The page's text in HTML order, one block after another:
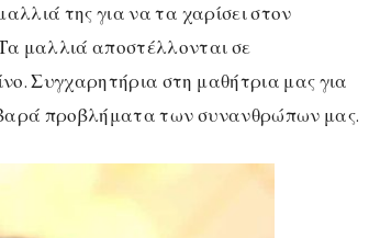
της για να τα χαρίσει στον
μαλλιά αποστέλλονται σε
Συγχαρητήρια στη μαθήτρια μας για
προβλήματα των συνανθρώπων μας.